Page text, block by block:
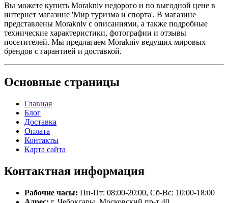
Вы можете купить Morakniv недорого и по выгодной цене в
интернет магазине 'Мир туризма и спорта'. В магазине
представлены Morakniv с описаниями, а также подробные
технические характеристики, фотографии и отзывы
посетителей. Мы предлагаем Morakniv ведущих мировых
брендов с гарантией и доставкой.
Основные страницы
Главная
Блог
Доставка
Оплата
Контакты
Карта сайта
Контактная информация
Рабочие часы: Пн-Пт: 08:00-20:00, Сб-Вс: 10:00-18:00